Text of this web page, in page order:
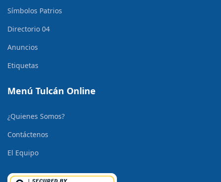
Símbolos Patrios
Directorio 04
Anuncios
Etiquetas
Menú Tulcán Online
¿Quienes Somos?
Contáctenos
El Equipo